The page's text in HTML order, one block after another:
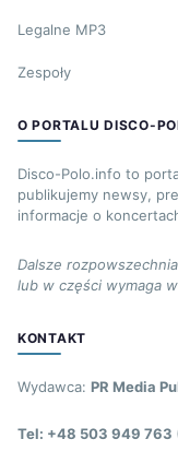
Legalne MP3
Zespoły
O PORTALU DISCO-
Disco-Polo.info to
publikujemy newsy,
informacje o
Dalsze
lub w części wymaga
KONTAKT
Wydawca: PR Media
Tel: +48 503 949 763